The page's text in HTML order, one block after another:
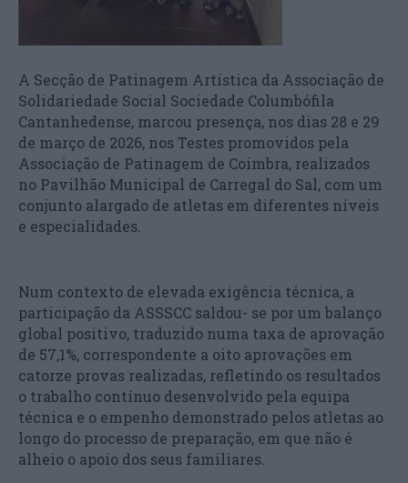
A Secção de Patinagem Artística da Associação de
Solidariedade Social Sociedade Columbófila
Cantanhedense, marcou presença, nos dias 28 e 29
de março de 2026, nos Testes promovidos pela
Associação de Patinagem de Coimbra, realizados
no Pavilhão Municipal de Carregal do Sal, com um
conjunto alargado de atletas em diferentes níveis
e especialidades.
Num contexto de elevada exigência técnica, a
participação da ASSSCC saldou- se por um balanço
global positivo, traduzido numa taxa de aprovação
de 57,1%, correspondente a oito aprovações em
catorze provas realizadas, refletindo os resultados
o trabalho contínuo desenvolvido pela equipa
técnica e o empenho demonstrado pelos atletas ao
longo do processo de preparação, em que não é
alheio o apoio dos seus familiares.